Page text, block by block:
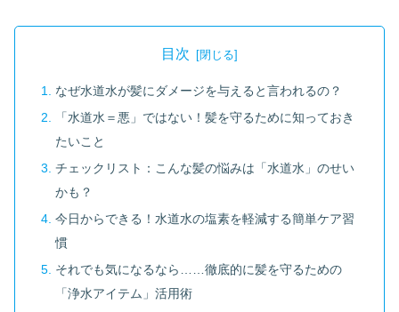
目次
なぜ水道水が髪にダメージを与えると言われるの？
「水道水＝悪」ではない！髪を守るために知っておき
たいこと
チェックリスト：こんな髪の悩みは「水道水」のせい
かも？
今日からできる！水道水の塩素を軽減する簡単ケア習
慣
それでも気になるなら……徹底的に髪を守るための
「浄水アイテム」活用術